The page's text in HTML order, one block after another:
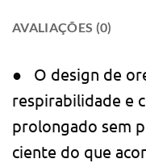
AVALIAÇÕES (0)
●
O design de
respirabilidade e
prolongado sem
ciente do que